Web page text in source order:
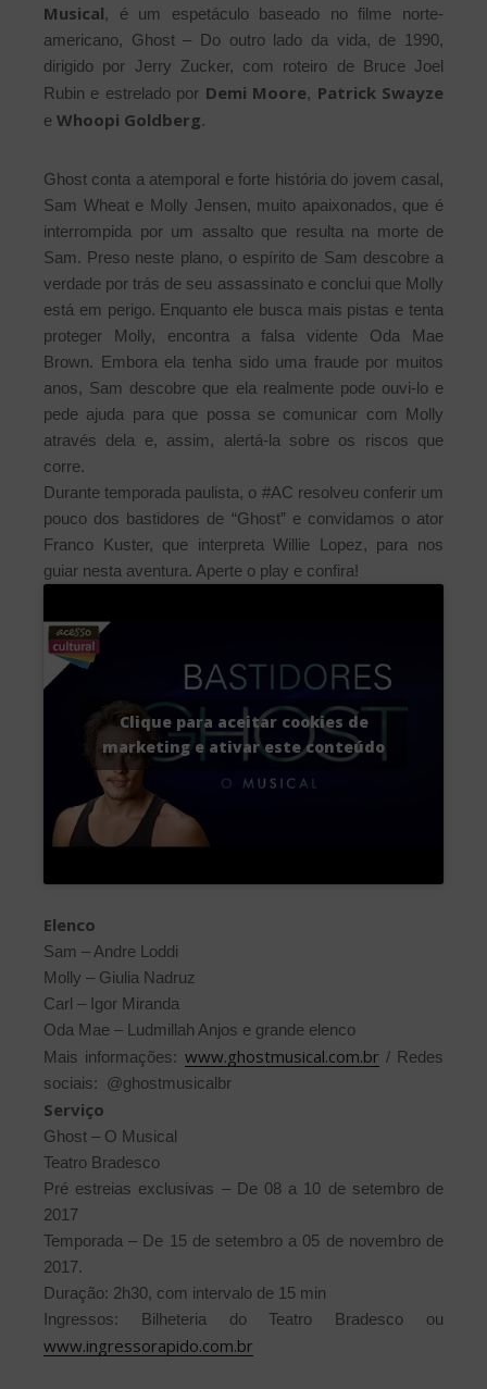
Musical, é um espetáculo baseado no filme norte-
americano, Ghost – Do outro lado da vida, de 1990,
dirigido por Jerry Zucker, com roteiro de Bruce Joel
Rubin e estrelado por Demi Moore, Patrick Swayze
e Whoopi Goldberg.
Ghost conta a atemporal e forte história do jovem casal,
Sam Wheat e Molly Jensen, muito apaixonados, que é
interrompida por um assalto que resulta na morte de
Sam. Preso neste plano, o espírito de Sam descobre a
verdade por trás de seu assassinato e conclui que Molly
está em perigo. Enquanto ele busca mais pistas e tenta
proteger Molly, encontra a falsa vidente Oda Mae
Brown. Embora ela tenha sido uma fraude por muitos
anos, Sam descobre que ela realmente pode ouvi-lo e
pede ajuda para que possa se comunicar com Molly
através dela e, assim, alertá-la sobre os riscos que
corre.
Durante temporada paulista, o #AC resolveu conferir um
pouco dos bastidores de “Ghost” e convidamos o ator
Franco Kuster, que interpreta Willie Lopez, para nos
guiar nesta aventura. Aperte o play e confira!
Clique para aceitar cookies de
marketing e ativar este conteúdo
Elenco
Sam – Andre Loddi
Molly – Giulia Nadruz
Carl – Igor Miranda
Oda Mae – Ludmillah Anjos e grande elenco
Mais informações: www.ghostmusical.com.br/ Redes
sociais: @ghostmusicalbr
Serviço
Ghost – O Musical
Teatro Bradesco
Pré estreias exclusivas – De 08 a 10 de setembro de
2017
Temporada – De 15 de setembro a 05 de novembro de
2017.
Duração: 2h30, com intervalo de 15 min
Ingressos: Bilheteria do Teatro Bradesco ou
www.ingressorapido.com.br